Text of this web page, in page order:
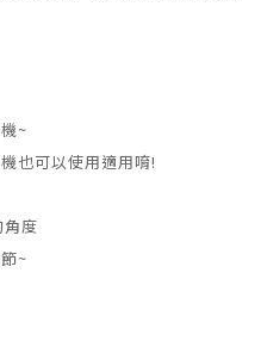
~
也可以使用適用唷!
度
~